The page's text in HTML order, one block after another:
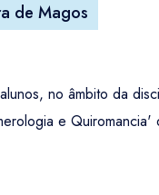
de Magos
no âmbito da
e Quiromancia'